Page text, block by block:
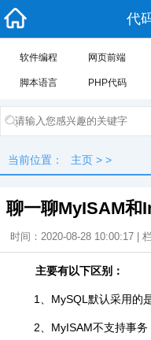
代
软件编程 网页前端
脚本语言 PHP代码
当前位置： 主页 > >
聊一聊MyISAM和
时间：2020-08-28 10:00:17 |
主要有以下区别：
1、MySQL默认采用的
2、MyISAM不支持事